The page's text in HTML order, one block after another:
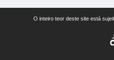
O inteiro teor deste site está